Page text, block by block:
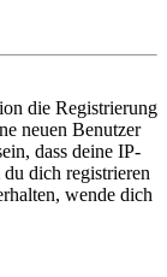
die Registrierung
neuen Benutzer
dass deine IP-
dich registrieren
wende dich